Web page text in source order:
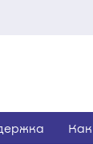
Как